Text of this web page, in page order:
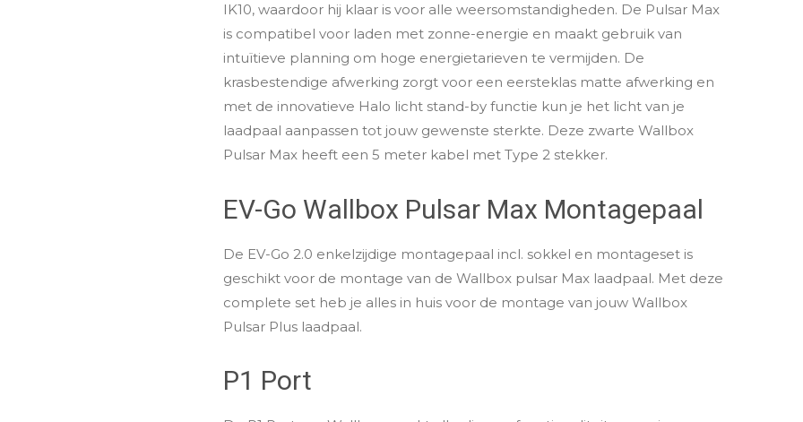
IK10, waardoor hij klaar is voor alle weersomstandigheden. De Pulsar Max
is compatibel voor laden met zonne-energie en maakt gebruik van
intuïtieve planning om hoge energietarieven te vermijden. De
krasbestendige afwerking zorgt voor een eersteklas matte afwerking en
met de innovatieve Halo licht stand-by functie kun je het licht van je
laadpaal aanpassen tot jouw gewenste sterkte. Deze zwarte Wallbox
Pulsar Max heeft een 5 meter kabel met Type 2 stekker.
EV-Go Wallbox Pulsar Max Montagepaal
De EV-Go 2.0 enkelzijdige montagepaal incl. sokkel en montageset is
geschikt voor de montage van de Wallbox pulsar Max laadpaal. Met deze
complete set heb je alles in huis voor de montage van jouw Wallbox
Pulsar Plus laadpaal.
P1 Port